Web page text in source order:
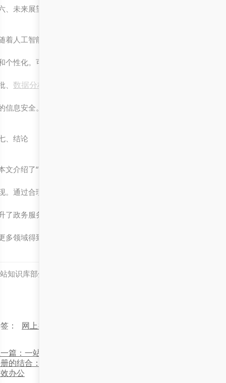
、未来展望
着人工智能和大数据技术的进一步发展，未来的政务服务系统将
个性化。可以预见，AI助手将在更多领域发挥作用，如智能客服
、 数据分析
信息安全。
、结论
文介绍了“网上办事大厅”与“AI助手”相结合的智能化政务服务系统
。通过合理的系统架构、先进的技术应用和完善的测试流程，该
了政务服务的效率和用户体验。未来，随着技术的不断进步，此
多领域得到广泛应用。
知识库部分内容及素材来源于互联网，如有侵权，联系必删！
： 网上办事大厅
篇：一站式网上服务大厅与
的结合：用Word和代码打造
办公